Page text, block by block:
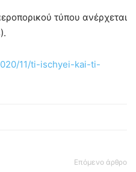
τύπου ανέρχεται
11/ti-ischyei-kai-ti-
Επόμενο άρθρο